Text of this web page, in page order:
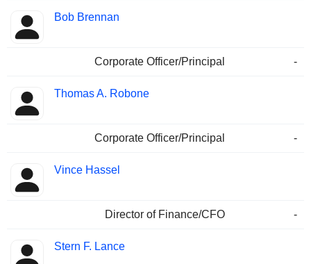
Bob Brennan
Corporate Officer/Principal -
Thomas A. Robone
Corporate Officer/Principal -
Vince Hassel
Director of Finance/CFO -
Stern F. Lance